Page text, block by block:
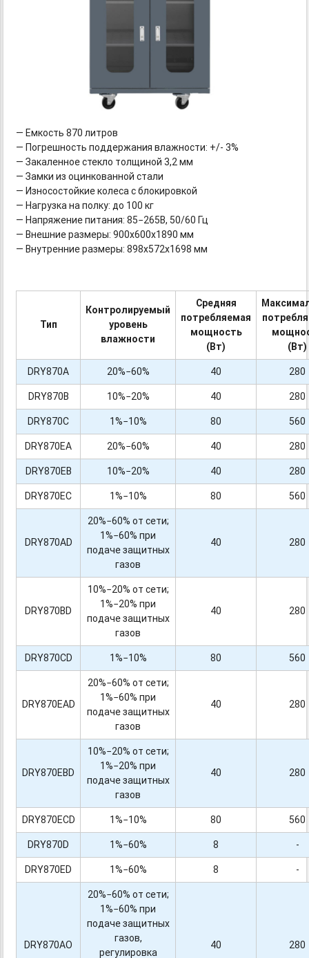
— Емкость 870 литров
— Погрешность поддержания влажности: +/- 3%
— Закаленное стекло толщиной 3,2 мм
— Замки из оцинкованной стали
— Износостойкие колеса с блокировкой
— Нагрузка на полку: до 100 кг
— Напряжение питания: 85−265В, 50/60 Гц
— Внешние размеры: 900х600х1890 мм
— Внутренние размеры: 898х572х1698 мм
Тип
Контролируемый
уровень
влажности
Средняя
потребляемая
мощность
(Вт)
(Вт)
DRY870A
20%−60% 40
280
DRY870B
10%−20% 40
280
DRY870C
1%−10% 80
560
DRY870EA
20%−60% 40
280
DRY870EB
10%−20% 40
280
DRY870EC
1%−10% 80 560
DRY870AD
20%−60% от сети;
1%−60% при
подаче защитных
газов
40 280
DRY870BD
10%−20% от сети;
1%−20% при
подаче защитных
газов
40 280
DRY870CD 1%−10% 80 560
DRY870EAD
20%−60% от сети;
1%−60% при
подаче защитных
газов
40 280
DRY870EBD
10%−20% от сети;
1%−20% при
подаче защитных
газов
40 280
DRY870ECD 1%−10% 80
560
DRY870D
1%−60% 8
-
DRY870ED
1%−60% 8 -
DRY870AO
20%−60% от сети;
1%−60% при
подаче защитных
газов,
регулировка
40 280